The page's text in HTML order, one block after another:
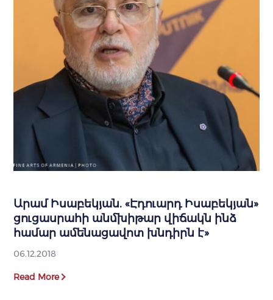
Արամ Իսաբեկյան. «Էդուարդ Իսաբեկյան»
ցուցասրահի անմխիթար վիճակն ինձ
համար ամենացավոտ խնդիրն է»
06.12.2018
Read More